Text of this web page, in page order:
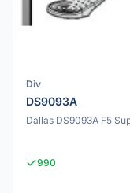
Div
DS9093A
Dallas DS9093A F5
990